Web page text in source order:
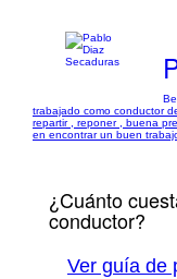
trabajado como conductor
repartir , reponer , buena
en encontrar un buen
¿Cuánto
conductor?
Ver guía de